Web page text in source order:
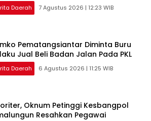
Daerah 7 Agustus 2026 | 12:23 WIB
Pematangsiantar Diminta Buru
Jual Beli Badan Jalan Pada PKL
Daerah 6 Agustus 2026 | 11:25 WIB
Oknum Petinggi Kesbangpol
Resahkan Pegawai